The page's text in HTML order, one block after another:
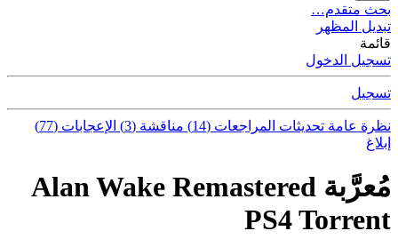
بحث متقدم…
تبديل المظهر
قائمة
تسجيل الدخول
تسجيل
نظرة عامة تحديثات المراجعات (14) مناقشة (3)
الإعجابات (77)
إبلاغ
مُعرَّبة Alan Wake Remastered
PS4 Torrent